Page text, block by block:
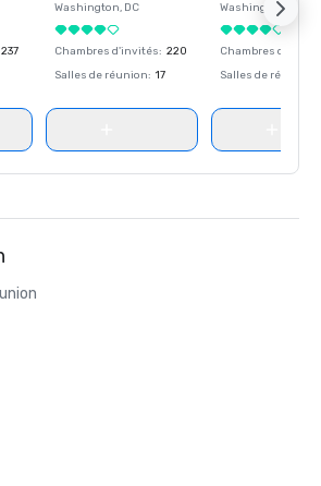
237
Washington, DC
Chambres d'invités: 220
Salles de réunion: 17
Washington
Chambres
Salles de réunion